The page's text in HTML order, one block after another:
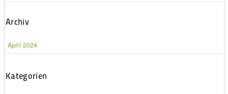
Archiv
April 2024
Kategorien